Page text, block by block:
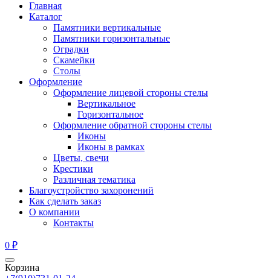
Главная
Каталог
Памятники вертикальные
Памятники горизонтальные
Оградки
Скамейки
Столы
Оформление
Оформление лицевой стороны стелы
Вертикальное
Горизонтальное
Оформление обратной стороны стелы
Иконы
Иконы в рамках
Цветы, свечи
Крестики
Различная тематика
Благоустройство захоронений
Как сделать заказ
О компании
Контакты
0 ₽
Корзина